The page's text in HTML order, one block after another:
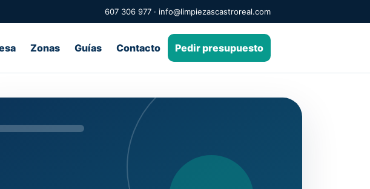
607 306 977 · info@limpiezascastroreal.com
Zonas Guías Contacto Pedir presupuesto